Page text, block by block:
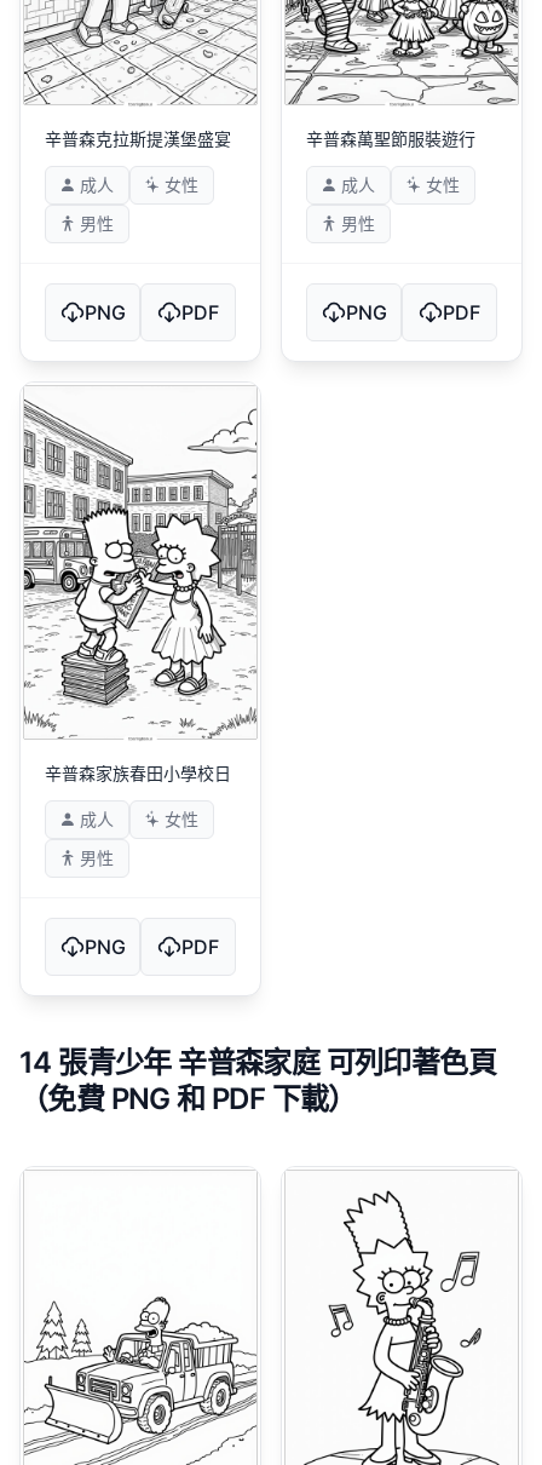
辛普森克拉斯提漢堡盛宴
成人
女性
男性
PNG PDF
辛普森萬聖節服裝遊行
成人
女性
男性
PNG PDF
辛普森家族春田小學校日
成人
女性
男性
PNG PDF
14 張青少年 辛普森家庭 可列印著色頁
（免費 PNG 和 PDF 下載）